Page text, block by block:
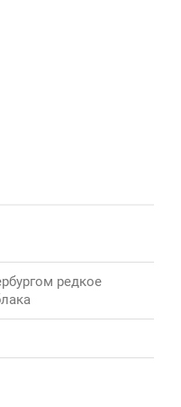
редкое